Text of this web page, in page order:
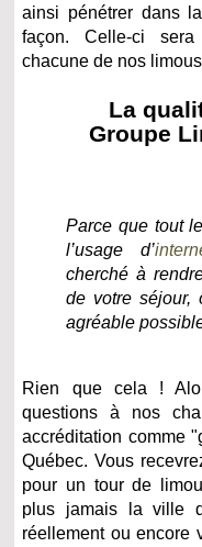
ainsi pénétrer dans
façon. Celle-ci
chacune de nos
La
Groupe
Parce que tout
l’usage d’
cherché à
de votre séjour,
agréable
Rien que cela !
questions à nos
accréditation comme
Québec. Vous
pour un tour de
plus jamais la ville
réellement ou encore